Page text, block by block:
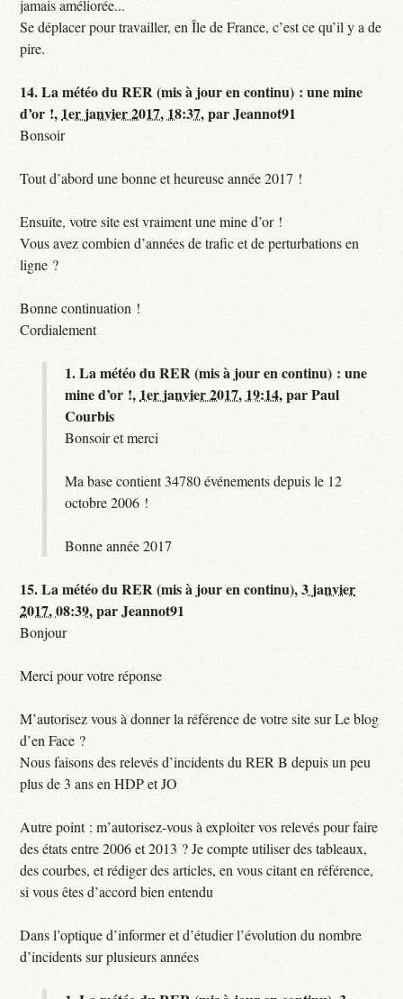
jamais améliorée...
Se déplacer pour travailler, en Île de France, c’est ce qu’il y a de
pire.
14.La météo du RER (mis à jour en continu) : une mine
d’or !, 1er janvier 2017, 18:37,parJeannot91
Bonsoir
Tout d’abord une bonne et heureuse année 2017 !
Ensuite, votre site est vraiment une mine d’or !
Vous avez combien d’années de trafic et de perturbations en
ligne ?
Bonne continuation !
Cordialement
1.La météo du RER (mis à jour en continu) : une
mine d’or !, 1er janvier 2017, 19:14,parPaul
Courbis
Bonsoir et merci
Ma base contient 34780 événements depuis le 12
octobre 2006 !
Bonne année 2017
15.La météo du RER (mis à jour en continu),3 janvier
2017, 08:39,parJeannot91
Bonjour
Merci pour votre réponse
M’autorisez vous à donner la référence de votre site sur Le blog
d’en Face ?
Nous faisons des relevés d’incidents du RER B depuis un peu
plus de 3 ans en HDP et JO
Autre point : m’autorisez-vous à exploiter vos relevés pour faire
des états entre 2006 et 2013 ? Je compte utiliser des tableaux,
des courbes, et rédiger des articles, en vous citant en référence,
si vous êtes d’accord bien entendu
Dans l’optique d’informer et d’étudier l’évolution du nombre
d’incidents sur plusieurs années